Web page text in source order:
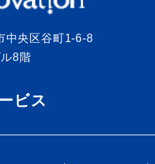
中央区谷町1-6-8
8階
ビス